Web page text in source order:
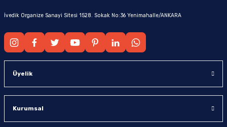
İvedik Organize Sanayi Sitesi 1528. Sokak No:36 Yenimahalle/ANKARA
Üyelik
Kurumsal